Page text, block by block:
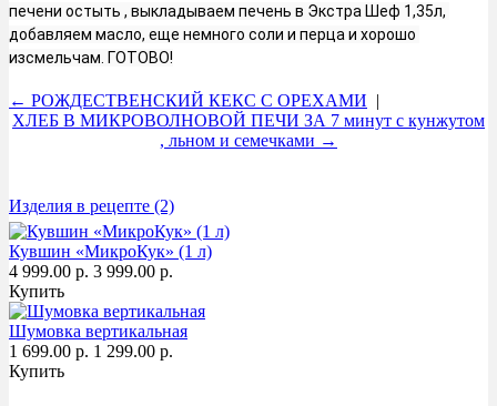
печени остыть , выкладываем печень в Экстра Шеф 1,35л,
добавляем масло, еще немного соли и перца и хорошо
изсмельчам. ГОТОВО!
← РОЖДЕСТВЕНСКИЙ КЕКС С ОРЕХАМИ |
ХЛЕБ В МИКРОВОЛНОВОЙ ПЕЧИ ЗА 7 минут с кунжутом
, льном и семечками →
Изделия в рецепте (2)
Кувшин «МикроКук» (1 л)
4 999.00 р. 3 999.00 р.
Купить
Шумовка вертикальная
1 699.00 р. 1 299.00 р.
Купить